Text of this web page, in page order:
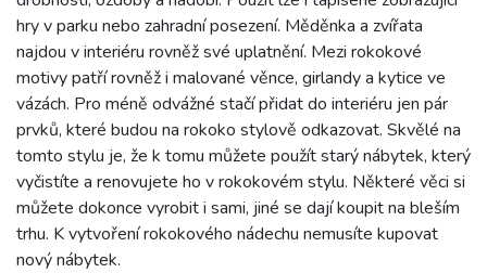
hry v parku nebo zahradní posezení. Měděnka a zvířata
najdou v interiéru rovněž své uplatnění. Mezi rokokové
motivy patří rovněž i malované věnce, girlandy a kytice ve
vázách. Pro méně odvážné stačí přidat do interiéru jen pár
prvků, které budou na rokoko stylově odkazovat. Skvělé na
tomto stylu je, že k tomu můžete použít starý nábytek, který
vyčistíte a renovujete ho v rokokovém stylu. Některé věci si
můžete dokonce vyrobit i sami, jiné se dají koupit na bleším
trhu. K vytvoření rokokového nádechu nemusíte kupovat
nový nábytek.